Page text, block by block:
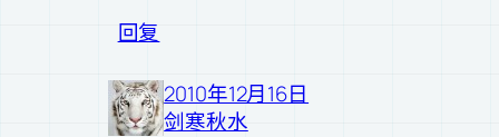
回复
2010年12月16日
剑寒秋水